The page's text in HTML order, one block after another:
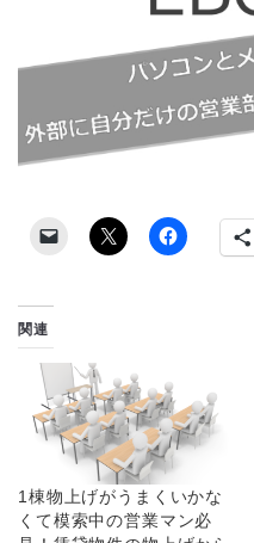
関連
1棟物上げがうまくいかな
くて模索中の営業マン必